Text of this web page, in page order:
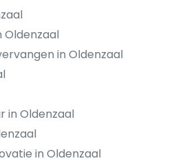
in Oldenzaal
in Oldenzaal
in Oldenzaal